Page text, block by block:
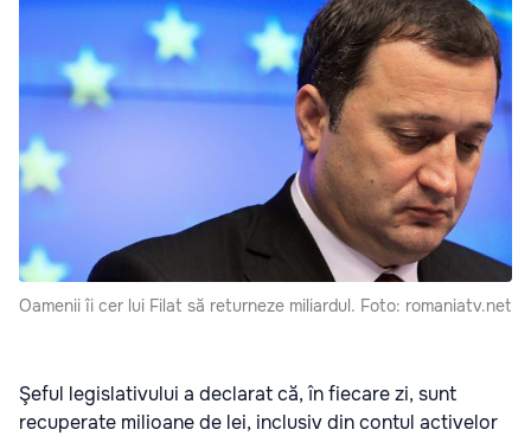
Oamenii îi cer lui Filat să returneze miliardul. Foto: romaniatv.net
Şeful legislativului a declarat că, în fiecare zi, sunt
recuperate milioane de lei, inclusiv din contul activelor